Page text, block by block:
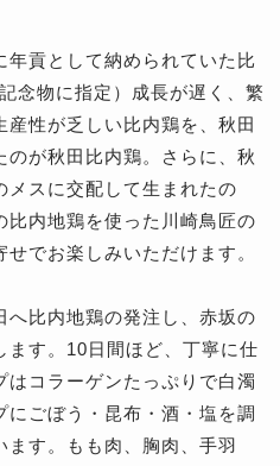
貢として納められていた比
念物に指定）成長が遅く、繁
性が乏しい比内鶏を、秋田
が秋田比内鶏。さらに、秋
メスに交配して生まれたの
比内地鶏を使った川崎鳥匠の
でお楽しみいただけます。
へ比内地鶏の発注し、赤坂の
ます。10日間ほど、丁寧に仕
コラーゲンたっぷりで白濁
にごぼう・昆布・酒・塩を調
す。もも肉、胸肉、手羽